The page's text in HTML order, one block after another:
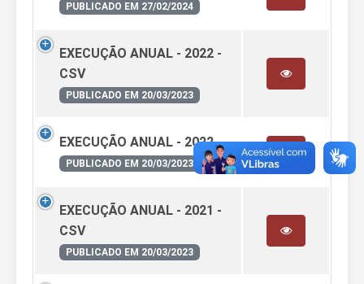
PUBLICADO EM 27/02/2024
EXECUÇÃO ANUAL - 2022 -
CSV
PUBLICADO EM 20/03/2023
EXECUÇÃO ANUAL - 2022
PUBLICADO EM 20/03/2023
EXECUÇÃO ANUAL - 2021 -
CSV
PUBLICADO EM 20/03/2023